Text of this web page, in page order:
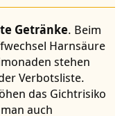
Getränke. Beim
Harnsäure
stehen
Verbotsliste.
das Gichtrisiko
auch